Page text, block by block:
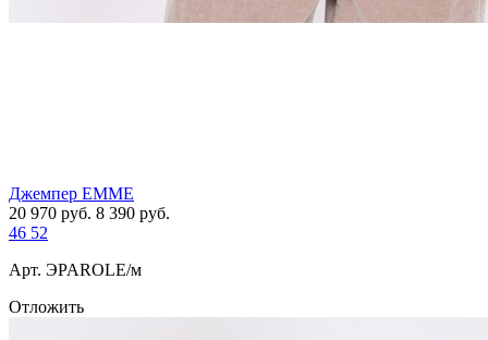
Джемпер EMME
20 970 руб. 8 390 руб.
46 52
Арт. ЭPAROLE/м
Отложить